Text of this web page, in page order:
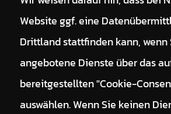
Website ggf. eine
Drittland stattfinden kann, wenn
angebotene Dienste über das
bereitgestellten "Cookie-
auswählen. Wenn Sie keinen